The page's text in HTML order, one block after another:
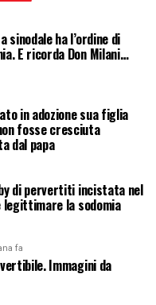
sinodale ha l’ordine di
E ricorda Don Milani…
in adozione sua figlia
fosse cresciuta
dal papa
di pervertiti incistata nel
legittimare la sodomia
fa
Immagini da